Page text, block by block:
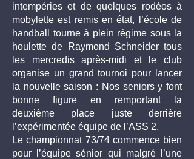
intempéries et de quelques rodéos à
mobylette est remis en état, l’école de
handball tourne à plein régime sous la
houlette de Raymond Schneider tous
les mercredis après-midi et le club
organise un grand tournoi pour lancer
la nouvelle saison : Nos seniors y font
bonne figure en remportant la
deuxième place juste derrière
l’expérimentée équipe de l’ASS 2.
Le championnat 73/74 commence bien
pour l’équipe sénior qui malgré l’une